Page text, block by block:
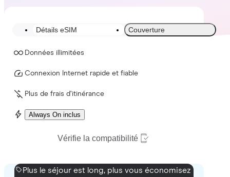
Détails eSIM Couverture
Données illimitées
Connexion Internet rapide et fiable
Plus de frais d’itinérance
Always On inclus
Vérifie la compatibilité
Plus le séjour est long, plus vous économisez